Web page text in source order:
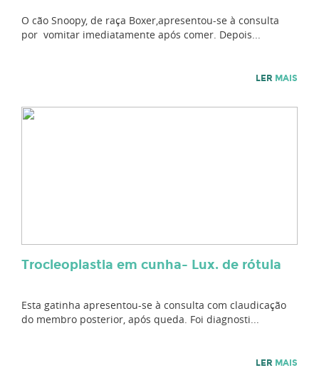
O cão Snoopy, de raça Boxer,apresentou-se à consulta
por vomitar imediatamente após comer. Depois...
LER MAIS
Trocleoplastia em cunha- Lux. de rótula
Esta gatinha apresentou-se à consulta com claudicação
do membro posterior, após queda. Foi diagnosti...
LER MAIS